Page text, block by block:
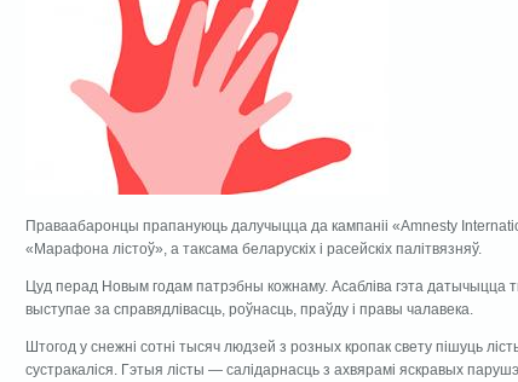
Праваабаронцы прапануюць далучыцца да кампанii «Amnesty
«Марафона лістоў», а таксама беларускіх і расейскіх палітвязняў.
Цуд перад Новым годам патрэбны кожнаму. Асаблiва гэта датычыцца
выступае за справядлiвасць, роўнасць, праўду і правы чалавека.
Штогод у снежнi сотнi тысяч людзей з розных кропак свету пiшуць
сустракалiся. Гэтыя лісты — салiдарнасць з ахвярамі яскравых